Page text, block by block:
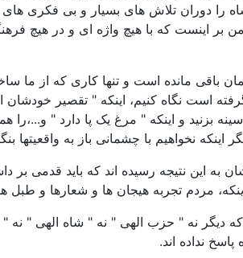
دوران تلاش های بسیار و بی فکری های
من بر اینست که با هیچ واژه ای و در هیچ
باقی مانده است و تنها کاری که از
است نگاه کنیم، اینکه " تقصیر خودشان
بزنید و اینکه " مرغ یک پا دارد "
نخواهیم با چشمانی باز به واقعیتها
به این نتیجه رسیده اند که باید
مردم تجربه هیجان ها و شعارها و طبل
که دیگر نه " حزب الهی " نه " شاه الهی "
نداده اند.